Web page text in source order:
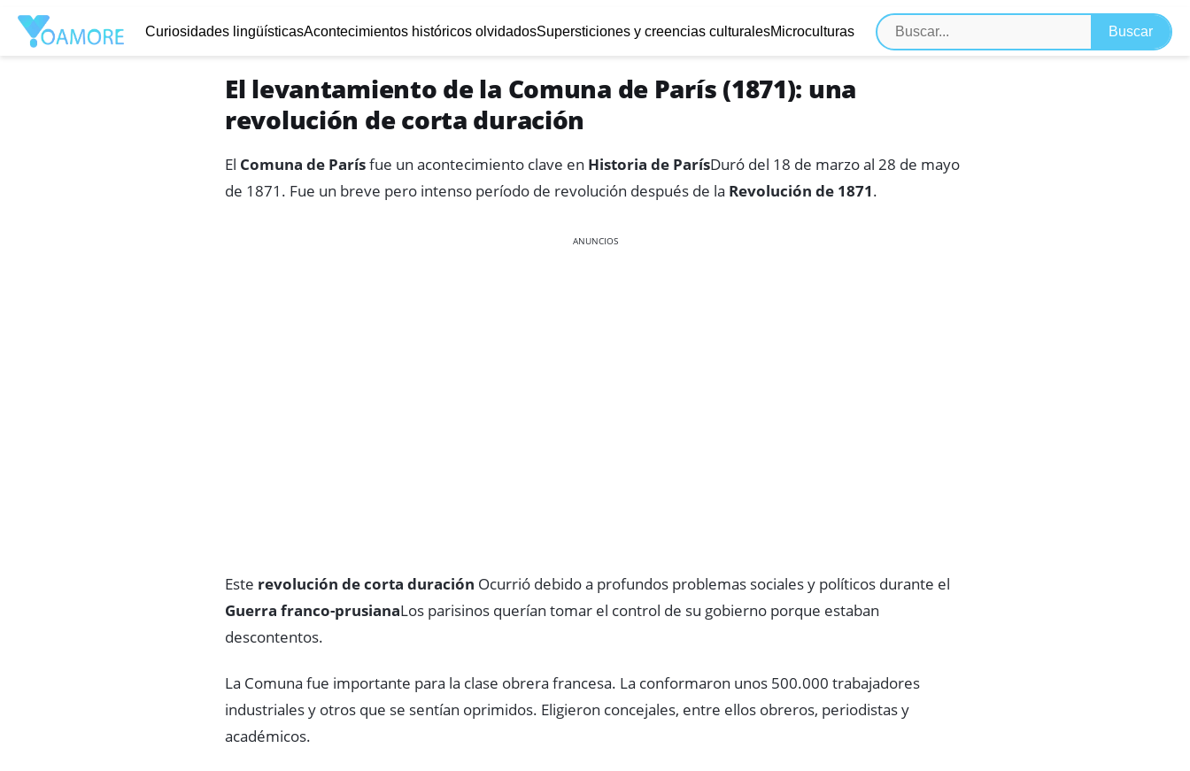
Curiosidades lingüísticasAcontecimientos históricos olvidadosSupersticiones y creencias culturalesMicroculturas
El levantamiento de la Comuna de París (1871): una
revolución de corta duración
El Comuna de Parísfue un acontecimiento clave en Historia de ParísDuró del 18 de marzo al 28 de mayo
de 1871. Fue un breve pero intenso período de revolución después de la Revolución de 1871.
ANUNCIOS
Este revolución de corta duración Ocurrió debido a profundos problemas sociales y políticos durante el
Guerra franco-prusianaLos parisinos querían tomar el control de su gobierno porque estaban
descontentos.
La Comuna fue importante para la clase obrera francesa. La conformaron unos 500.000 trabajadores
industriales y otros que se sentían oprimidos. Eligieron concejales, entre ellos obreros, periodistas y
académicos.